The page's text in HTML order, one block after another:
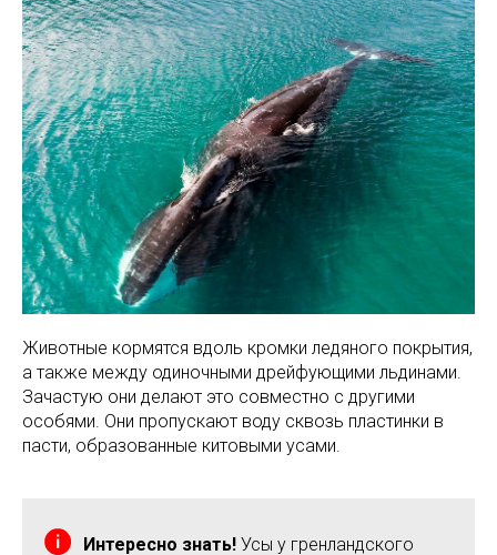
Животные кормятся вдоль кромки ледяного покрытия,
а также между одиночными дрейфующими льдинами.
Зачастую они делают это совместно с другими
особями. Они пропускают воду сквозь пластинки в
пасти, образованные китовыми усами.
Интересно знать! Усы у гренландского